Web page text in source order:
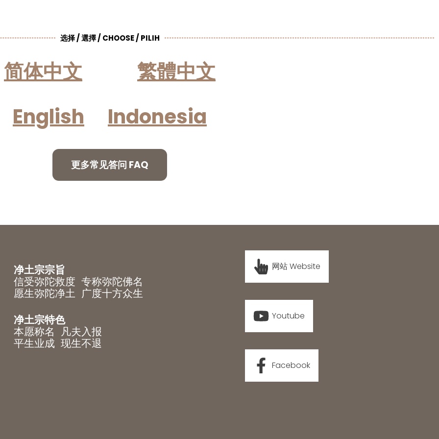
选择 / 選擇 / CHOOSE / PILIH
简体中文
繁體中文
English
Indonesia
更多常见答问 FAQ
净土宗宗旨
信受弥陀救度 专称弥陀佛名
愿生弥陀净土 广度十方众生
净土宗特色
本愿称名 凡夫入报
平生业成 现生不退
网站 Website
Youtube
Facebook